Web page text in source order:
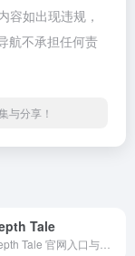
容如出现违规，
航不承担任何责
与分享！
Tale